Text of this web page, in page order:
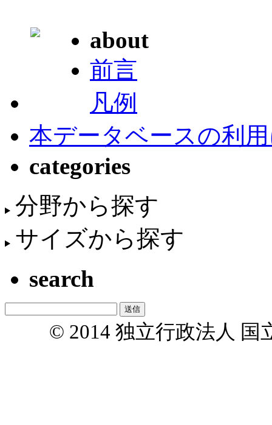
about
前言
凡例
本データベースの利
categories
分野から探す
サイズから探す
search
© 2014 独立行政法人 国